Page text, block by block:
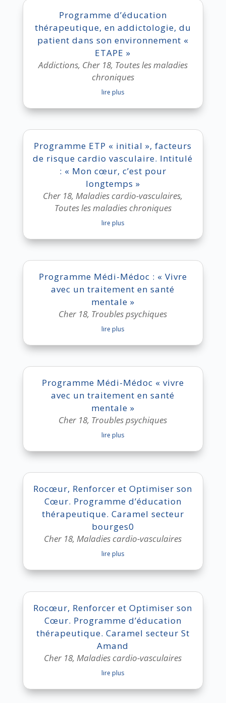
Programme d’éducation
thérapeutique, en addictologie, du
patient dans son environnement «
ETAPE »
Addictions, Cher 18, Toutes les maladies
chroniques
lire plus
Programme ETP « initial », facteurs
de risque cardio vasculaire. Intitulé
: « Mon cœur, c’est pour
longtemps »
Cher 18,Maladies cardio-vasculaires,
Toutes les maladies chroniques
lire plus
Programme Médi-Médoc : « Vivre
avec un traitement en santé
mentale »
Cher 18, Troubles psychiques
lire plus
Programme Médi-Médoc « vivre
avec un traitement en santé
mentale »
Cher 18, Troubles psychiques
lire plus
Rocœur, Renforcer et Optimiser son
Cœur. Programme d’éducation
thérapeutique. Caramel secteur
bourges0
Cher 18,Maladies cardio-vasculaires
lire plus
Rocœur, Renforcer et Optimiser son
Cœur. Programme d’éducation
thérapeutique. Caramel secteur St
Amand
Cher 18, Maladies cardio-vasculaires
lire plus